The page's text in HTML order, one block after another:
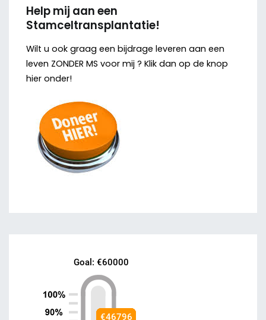
Help mij aan een
Stamceltransplantatie!
Wilt u ook graag een bijdrage leveren aan een
leven ZONDER MS voor mij ? Klik dan op de knop
hier onder!